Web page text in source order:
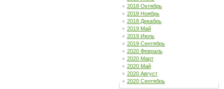
2018 Октябрь
2018 Ноябрь
2018 Декабрь
2019 Май
2019 Июль
2019 Сентябрь
2020 Февраль
2020 Март
2020 Май
2020 Август
2020 Сентябрь